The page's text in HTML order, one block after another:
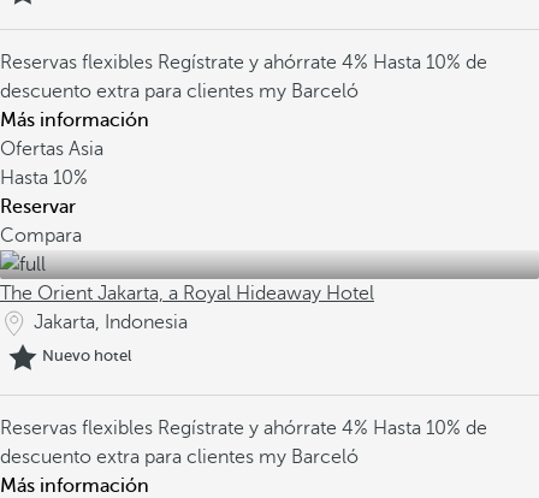
Reservas flexibles Regístrate y ahórrate 4% Hasta 10% de
descuento extra para clientes my Barceló
Más información
Ofertas Asia
Hasta 10%
Reservar
Compara
The Orient Jakarta, a Royal Hideaway Hotel
Jakarta, Indonesia
Nuevo hotel
Reservas flexibles Regístrate y ahórrate 4% Hasta 10% de
descuento extra para clientes my Barceló
Más información